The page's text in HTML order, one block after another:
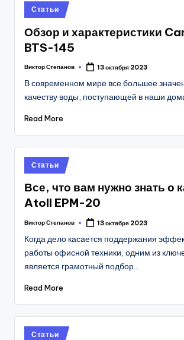
Posted
in
Статьи
Обзор и характеристики
BTS-145
Posted
Виктор Степанов 13 октября 2023
В современном мире все большее
качеству воды, поступающей в наши
Read More
Posted
in
Статьи
Все, что вам нужно знать о
Atoll EPM-20
Posted
Виктор Степанов 13 октября 2023
Когда дело касается поддержания
работы офисной техники, одним из
является грамотный подбор…
Read More
Posted
Статьи